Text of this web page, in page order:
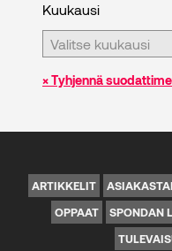
Kuukausi
× Tyhjennä
ARTIKKELIT
OPPAAT
SPONDAN